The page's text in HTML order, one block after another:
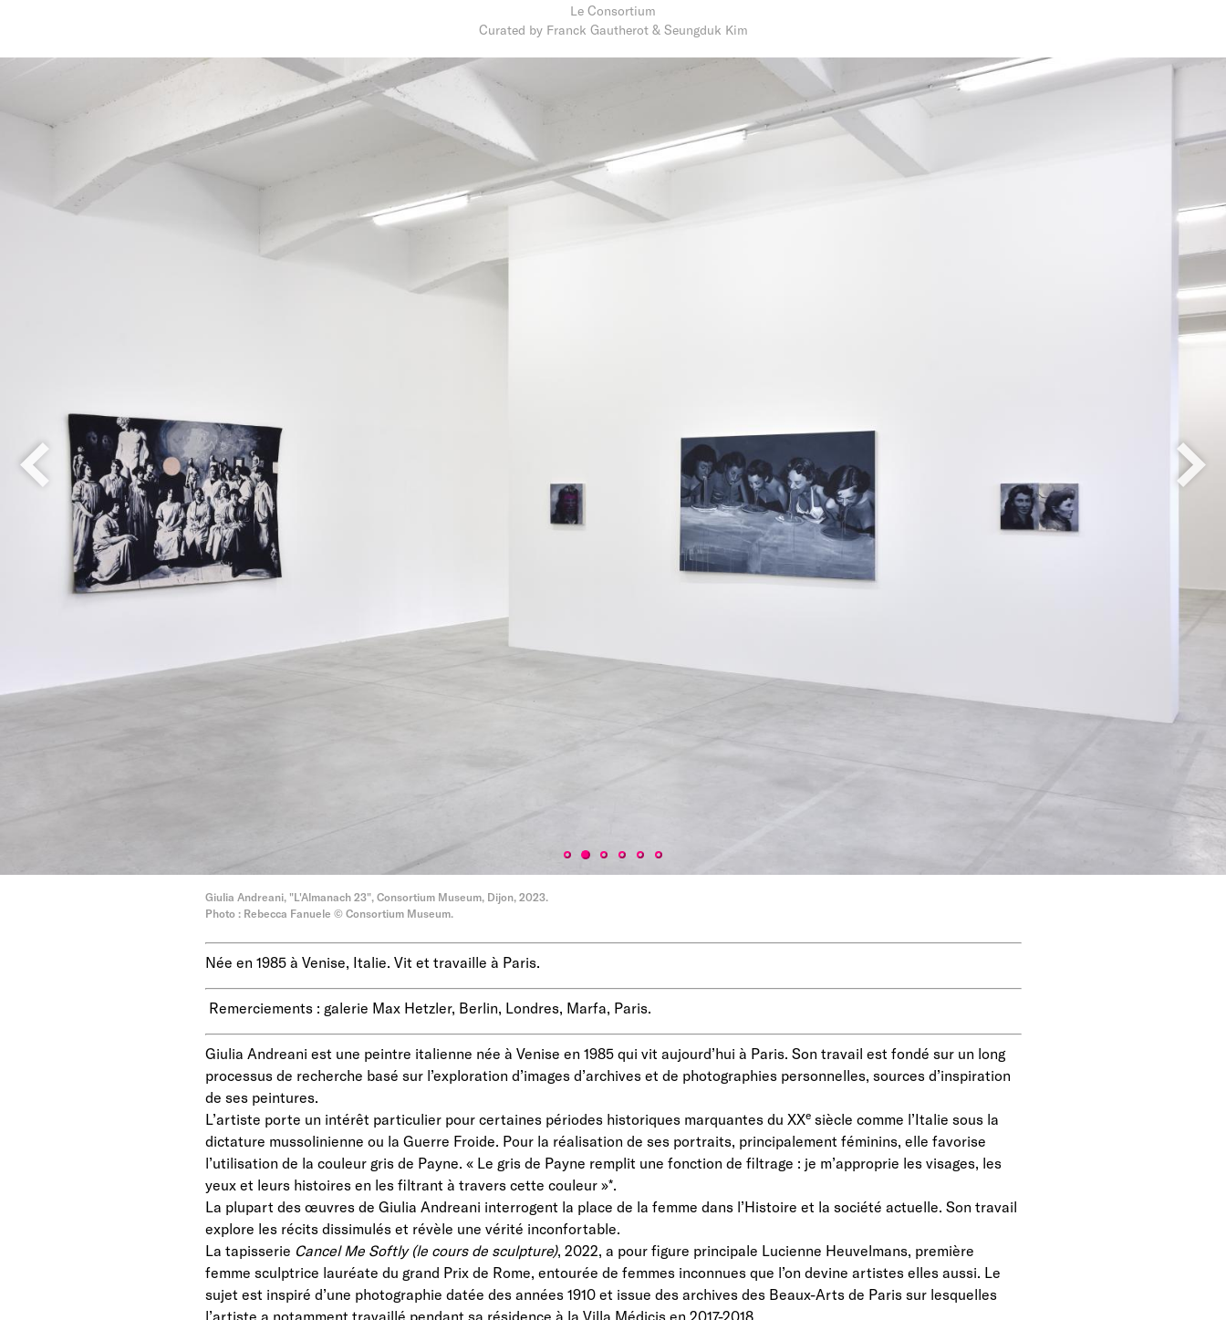
Le Consortium
Curated by Franck Gautherot & Seungduk Kim
Giulia Andreani, "L'Almanach 23", Consortium Museum, Dijon, 2023.
Photo : Rebecca Fanuele © Consortium Museum.
Née en 1985 à Venise, Italie. Vit et travaille à Paris.
Remerciements : galerie Max Hetzler, Berlin, Londres, Marfa, Paris.
Giulia Andreani est une peintre italienne née à Venise en 1985 qui vit aujourd’hui à Paris. Son travail est fondé sur un long
processus de recherche basé sur l’exploration d’images d’archives et de photographies personnelles, sources d’inspiration
de ses peintures.
L’artiste porte un intérêt particulier pour certaines périodes historiques marquantes du XXesiècle comme l’Italie sous la
dictature mussolinienne ou la Guerre Froide. Pour la réalisation de ses portraits, principalement féminins, elle favorise
l’utilisation de la couleur gris de Payne. « Le gris de Payne remplit une fonction de filtrage : je m’approprie les visages, les
yeux et leurs histoires en les filtrant à travers cette couleur »*.
La plupart des œuvres de Giulia Andreani interrogent la place de la femme dans l’Histoire et la société actuelle. Son travail
explore les récits dissimulés et révèle une vérité inconfortable.
La tapisserie Cancel Me Softly (le cours de sculpture), 2022, a pour figure principale Lucienne Heuvelmans, première
femme sculptrice lauréate du grand Prix de Rome, entourée de femmes inconnues que l’on devine artistes elles aussi. Le
sujet est inspiré d’une photographie datée des années 1910 et issue des archives des Beaux-Arts de Paris sur lesquelles
l’artiste a notamment travaillé pendant sa résidence à la Villa Médicis en 2017-2018.